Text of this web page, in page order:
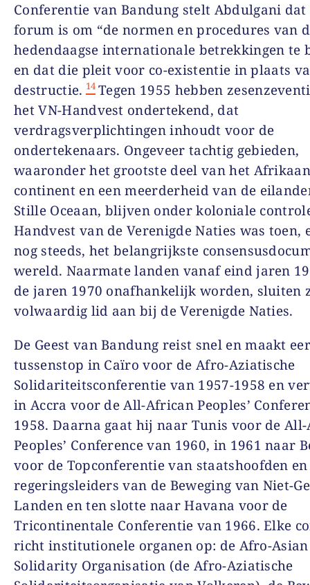
Conferentie van Bandung stelt Abdulgani dat
forum is om “de normen en procedures van
hedendaagse internationale betrekkingen te
en dat die pleit voor co-existentie in plaats
destructie. 14 Tegen 1955 hebben
het VN-Handvest ondertekend, dat
verdragsverplichtingen inhoudt voor de
ondertekenaars. Ongeveer tachtig gebieden,
waaronder het grootste deel van het
continent en een meerderheid van de
Stille Oceaan, blijven onder koloniale
Handvest van de Verenigde Naties was toen,
nog steeds, het belangrijkste
wereld. Naarmate landen vanaf eind jaren
de jaren 1970 onafhankelijk worden, sluiten
volwaardig lid aan bij de Verenigde Naties.
De Geest van Bandung reist snel en maakt
tussenstop in Caïro voor de Afro-Aziatische
Solidariteitsconferentie van 1957-1958 en
in Accra voor de All-African Peoples’
1958. Daarna gaat hij naar Tunis voor de
Peoples’ Conference van 1960, in 1961 naar
voor de Topconferentie van staatshoofden en
regeringsleiders van de Beweging van Niet-
Landen en ten slotte naar Havana voor de
Tricontinentale Conferentie van 1966. Elke
richt institutionele organen op: de Afro-Asian
Solidarity Organisation (de Afro-Aziatische